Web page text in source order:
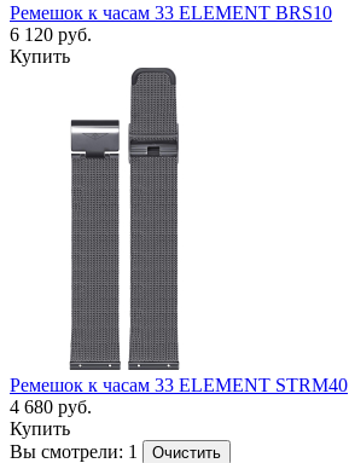
Ремешок к часам 33 ELEMENT BRS10
6 120 руб.
Купить
Ремешок к часам 33 ELEMENT STRM40
4 680 руб.
Купить
Вы смотрели: 1
Очистить